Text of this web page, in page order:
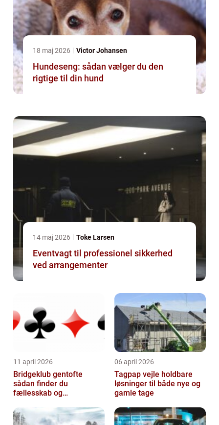
18 maj 2026 Victor Johansen
Hundeseng: sådan vælger du den
rigtige til din hund
14 maj 2026 Toke Larsen
Eventvagt til professionel sikkerhed
ved arrangementer
11 april 2026
Bridgeklub gentofte
sådan finder du
fællesskab og
06 april 2026
Tagpap vejle holdbare
løsninger til både nye og
gamle tage